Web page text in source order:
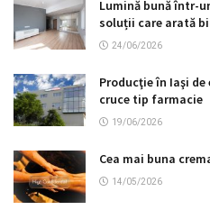
Lumină bună într-
soluții care arată
24/06/2026
Producţie în Iaşi
cruce tip farmacie
19/06/2026
Cea mai buna
14/05/2026